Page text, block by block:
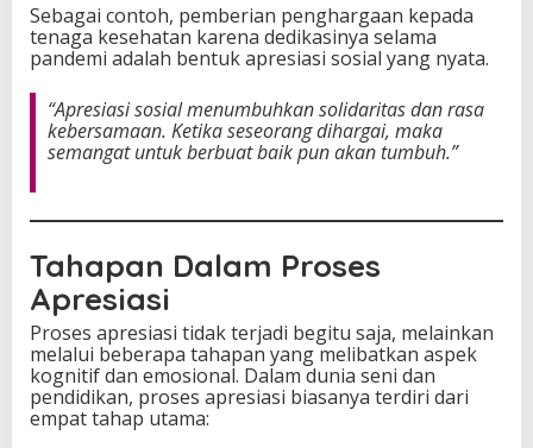
Sebagai contoh, pemberian penghargaan kepada
tenaga kesehatan karena dedikasinya selama
pandemi adalah bentuk apresiasi sosial yang nyata.
“Apresiasi sosial menumbuhkan solidaritas dan rasa
kebersamaan. Ketika seseorang dihargai, maka
semangat untuk berbuat baik pun akan tumbuh.”
Tahapan Dalam Proses
Apresiasi
Proses apresiasi tidak terjadi begitu saja, melainkan
melalui beberapa tahapan yang melibatkan aspek
kognitif dan emosional. Dalam dunia seni dan
pendidikan, proses apresiasi biasanya terdiri dari
empat tahap utama: